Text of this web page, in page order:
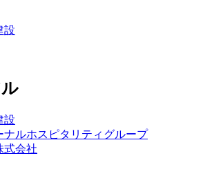
設
設
ナルホスピタリティグループ
式会社